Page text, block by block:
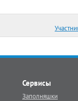
Сервисы
Заполняшки